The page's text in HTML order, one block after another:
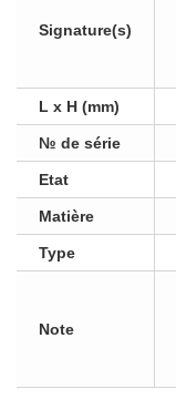
Signature(s)
L x H (mm)
№ de série
Etat
Matière
Type
Note